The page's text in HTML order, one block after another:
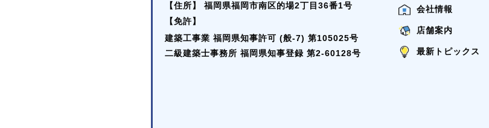
【住所】
福岡県福岡市南区的場2丁目36番1号
【免許】
建築工事業 福岡県知事許可 (般-7) 第105025号
二級建築士事務所 福岡県知事登録 第2-60128号
会社情報
店舗案内
最新トピックス